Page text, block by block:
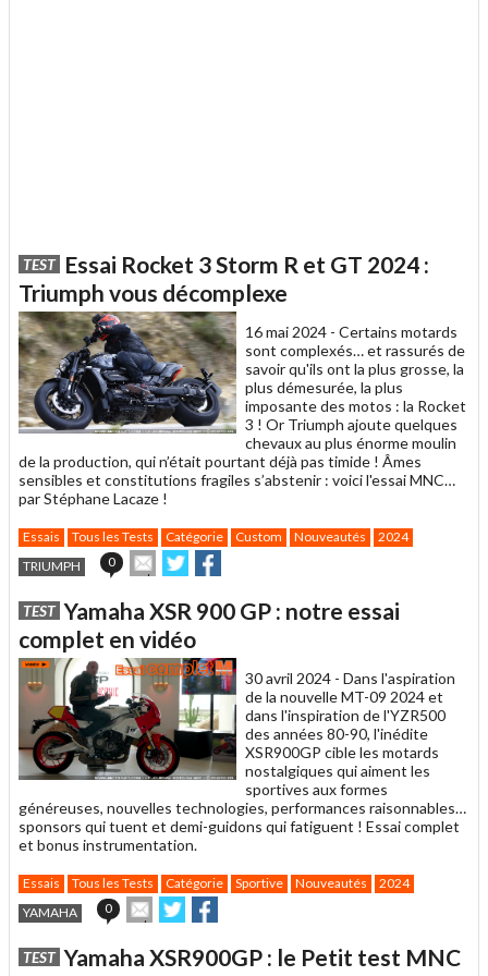
TEST Essai Rocket 3 Storm R et GT 2024 :
Triumph vous décomplexe
16 mai 2024 - Certains motards
sont complexés… et rassurés de
savoir qu'ils ont la plus grosse, la
plus démesurée, la plus
imposante des motos : la Rocket
3 ! Or Triumph ajoute quelques
chevaux au plus énorme moulin
de la production, qui n’était pourtant déjà pas timide ! Âmes
sensibles et constitutions fragiles s’abstenir : voici l'essai MNC…
par Stéphane Lacaze !
Essais Tous les Tests Catégorie Custom Nouveautés
2024
TRIUMPH
0
Envoyer
cet
à
un
ami
Partager
sur sur
TEST Yamaha XSR 900 GP : notre essai
complet en vidéo
30 avril 2024 - Dans l'aspiration
de la nouvelle MT-09 2024 et
dans l'inspiration de l'YZR500
des années 80-90, l'inédite
XSR900GP cible les motards
nostalgiques qui aiment les
sportives aux formes
généreuses, nouvelles technologies, performances raisonnables…
sponsors qui tuent et demi-guidons qui fatiguent ! Essai complet
et bonus instrumentation.
Essais Tous les Tests Catégorie Sportive Nouveautés
2024
YAMAHA
0
Envoyer
cet
à
Partager
sur sur
TEST Yamaha XSR900GP : le Petit test MNC